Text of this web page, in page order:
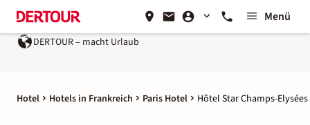
Menü
DERTOUR – macht Urlaub
Hotel Hotels in Frankreich Paris Hotel Hôtel Star Champs-Elysées